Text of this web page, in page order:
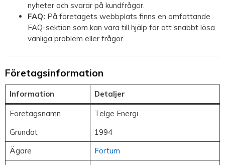
nyheter och svarar på kundfrågor.
FAQ: På företagets webbplats finns en omfattande
FAQ-sektion som kan vara till hjälp för att snabbt lösa
vanliga problem eller frågor.
Företagsinformation
Information Detaljer
Företagsnamn
Telge Energi
Grundat
1994
Ägare
Fortum